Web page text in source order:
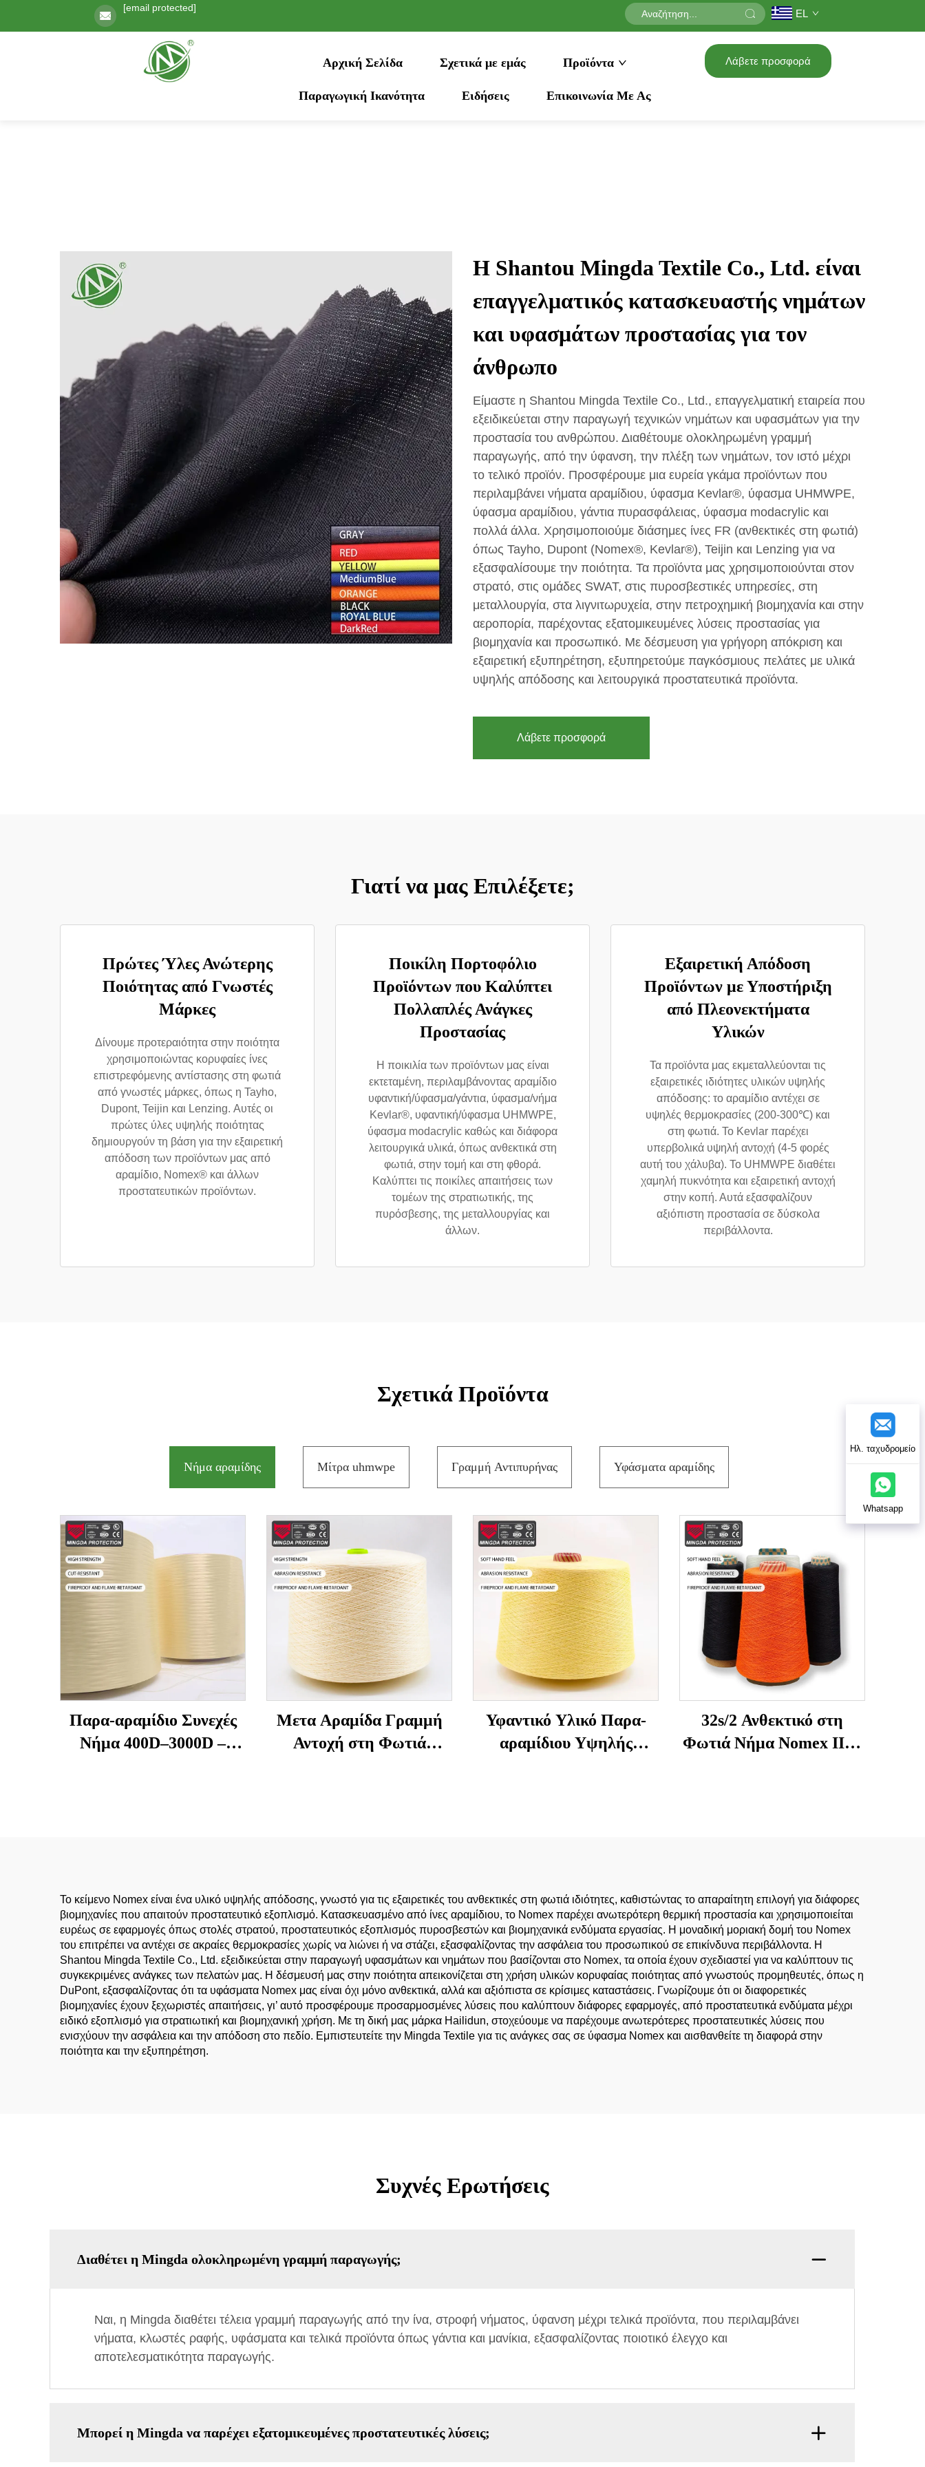
[email protected] EL
Αρχική Σελίδα Σχετικά με εμάς Προϊόντα
Παραγωγική Ικανότητα Ειδήσεις Επικοινωνία Με Ας
Λάβετε προσφορά
Η Shantou Mingda Textile Co., Ltd. είναι
επαγγελματικός κατασκευαστής νημάτων
και υφασμάτων προστασίας για τον
άνθρωπο
Είμαστε η Shantou Mingda Textile Co., Ltd., επαγγελματική εταιρεία που
εξειδικεύεται στην παραγωγή τεχνικών νημάτων και υφασμάτων για την
προστασία του ανθρώπου. Διαθέτουμε ολοκληρωμένη γραμμή
παραγωγής, από την ύφανση, την πλέξη των νημάτων, τον ιστό μέχρι
το τελικό προϊόν. Προσφέρουμε μια ευρεία γκάμα προϊόντων που
περιλαμβάνει νήματα αραμίδιου, ύφασμα Kevlar®, ύφασμα UHMWPE,
ύφασμα αραμίδιου, γάντια πυρασφάλειας, ύφασμα modacrylic και
πολλά άλλα. Χρησιμοποιούμε διάσημες ίνες FR (ανθεκτικές στη φωτιά)
όπως Tayho, Dupont (Nomex®, Kevlar®), Teijin και Lenzing για να
εξασφαλίσουμε την ποιότητα. Τα προϊόντα μας χρησιμοποιούνται στον
στρατό, στις ομάδες SWAT, στις πυροσβεστικές υπηρεσίες, στη
μεταλλουργία, στα λιγνιτωρυχεία, στην πετροχημική βιομηχανία και στην
αεροπορία, παρέχοντας εξατομικευμένες λύσεις προστασίας για
βιομηχανία και προσωπικό. Με δέσμευση για γρήγορη απόκριση και
εξαιρετική εξυπηρέτηση, εξυπηρετούμε παγκόσμιους πελάτες με υλικά
υψηλής απόδοσης και λειτουργικά προστατευτικά προϊόντα.
Λάβετε προσφορά
Γιατί να μας Επιλέξετε;
Πρώτες Ύλες Ανώτερης
Ποιότητας από Γνωστές
Μάρκες
Δίνουμε προτεραιότητα στην ποιότητα
χρησιμοποιώντας κορυφαίες ίνες
επιστρεφόμενης αντίστασης στη φωτιά
από γνωστές μάρκες, όπως η Tayho,
Dupont, Teijin και Lenzing. Αυτές οι
πρώτες ύλες υψηλής ποιότητας
δημιουργούν τη βάση για την εξαιρετική
απόδοση των προϊόντων μας από
αραμίδιο, Nomex® και άλλων
προστατευτικών προϊόντων.
Ποικίλη Πορτοφόλιο
Προϊόντων που Καλύπτει
Πολλαπλές Ανάγκες
Προστασίας
Η ποικιλία των προϊόντων μας είναι
εκτεταμένη, περιλαμβάνοντας αραμίδιο
υφαντική/ύφασμα/γάντια, ύφασμα/νήμα
Kevlar®, υφαντική/ύφασμα UHMWPE,
ύφασμα modacrylic καθώς και διάφορα
λειτουργικά υλικά, όπως ανθεκτικά στη
φωτιά, στην τομή και στη φθορά.
Καλύπτει τις ποικίλες απαιτήσεις των
τομέων της στρατιωτικής, της
πυρόσβεσης, της μεταλλουργίας και
άλλων.
Εξαιρετική Απόδοση
Προϊόντων με Υποστήριξη
από Πλεονεκτήματα
Υλικών
Τα προϊόντα μας εκμεταλλεύονται τις
εξαιρετικές ιδιότητες υλικών υψηλής
απόδοσης: το αραμίδιο αντέχει σε
υψηλές θερμοκρασίες (200-300℃) και
στη φωτιά. Το Kevlar παρέχει
υπερβολικά υψηλή αντοχή (4-5 φορές
αυτή του χάλυβα). Το UHMWPE διαθέτει
χαμηλή πυκνότητα και εξαιρετική αντοχή
στην κοπή. Αυτά εξασφαλίζουν
αξιόπιστη προστασία σε δύσκολα
περιβάλλοντα.
Σχετικά Προϊόντα
Νήμα αραμίδης Μίτρα uhmwpe Γραμμή Αντιπυρήνας Υφάσματα αραμίδης
Παρα-αραμίδιο Συνεχές
Νήμα 400D–3000D –
Μετα Αραμίδα Γραμμή
Αντοχή στη Φωτιά
Υφαντικό Υλικό Παρα-
αραμίδιου Υψηλής
32s/2 Ανθεκτικό στη
Φωτιά Νήμα Nomex IIIA
Το κείμενο Nomex είναι ένα υλικό υψηλής απόδοσης, γνωστό για τις εξαιρετικές του ανθεκτικές στη φωτιά ιδιότητες, καθιστώντας το απαραίτητη επιλογή για διάφορες
βιομηχανίες που απαιτούν προστατευτικό εξοπλισμό. Κατασκευασμένο από ίνες αραμίδιου, το Nomex παρέχει ανωτερότερη θερμική προστασία και χρησιμοποιείται
ευρέως σε εφαρμογές όπως στολές στρατού, προστατευτικός εξοπλισμός πυροσβεστών και βιομηχανικά ενδύματα εργασίας. Η μοναδική μοριακή δομή του Nomex
του επιτρέπει να αντέχει σε ακραίες θερμοκρασίες χωρίς να λιώνει ή να στάζει, εξασφαλίζοντας την ασφάλεια του προσωπικού σε επικίνδυνα περιβάλλοντα. Η
Shantou Mingda Textile Co., Ltd. εξειδικεύεται στην παραγωγή υφασμάτων και νημάτων που βασίζονται στο Nomex, τα οποία έχουν σχεδιαστεί για να καλύπτουν τις
συγκεκριμένες ανάγκες των πελατών μας. Η δέσμευσή μας στην ποιότητα απεικονίζεται στη χρήση υλικών κορυφαίας ποιότητας από γνωστούς προμηθευτές, όπως η
DuPont, εξασφαλίζοντας ότι τα υφάσματα Nomex μας είναι όχι μόνο ανθεκτικά, αλλά και αξιόπιστα σε κρίσιμες καταστάσεις. Γνωρίζουμε ότι οι διαφορετικές
βιομηχανίες έχουν ξεχωριστές απαιτήσεις, γι’ αυτό προσφέρουμε προσαρμοσμένες λύσεις που καλύπτουν διάφορες εφαρμογές, από προστατευτικά ενδύματα μέχρι
ειδικό εξοπλισμό για στρατιωτική και βιομηχανική χρήση. Με τη δική μας μάρκα Hailidun, στοχεύουμε να παρέχουμε ανωτερότερες προστατευτικές λύσεις που
ενισχύουν την ασφάλεια και την απόδοση στο πεδίο. Εμπιστευτείτε την Mingda Textile για τις ανάγκες σας σε ύφασμα Nomex και αισθανθείτε τη διαφορά στην
ποιότητα και την εξυπηρέτηση.
Συχνές Ερωτήσεις
Διαθέτει η Mingda ολοκληρωμένη γραμμή παραγωγής;
Ναι, η Mingda διαθέτει τέλεια γραμμή παραγωγής από την ίνα, στροφή νήματος, ύφανση μέχρι τελικά προϊόντα, που περιλαμβάνει
νήματα, κλωστές ραφής, υφάσματα και τελικά προϊόντα όπως γάντια και μανίκια, εξασφαλίζοντας ποιοτικό έλεγχο και
αποτελεσματικότητα παραγωγής.
Μπορεί η Mingda να παρέχει εξατομικευμένες προστατευτικές λύσεις;
Ηλ. ταχυδρομείο
Whatsapp